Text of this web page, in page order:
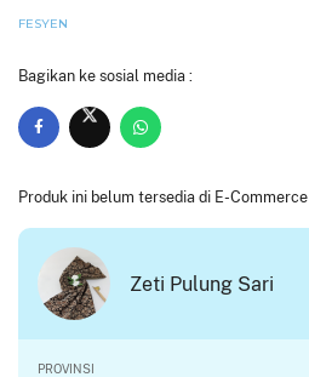
FESYEN
Bagikan ke sosial media :
Produk ini belum tersedia di E-Commerce
Zeti Pulung Sari
PROVINSI